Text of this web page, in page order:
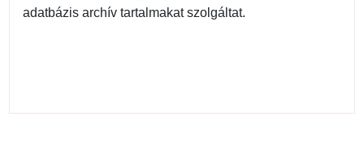
adatbázis archív tartalmakat szolgáltat.